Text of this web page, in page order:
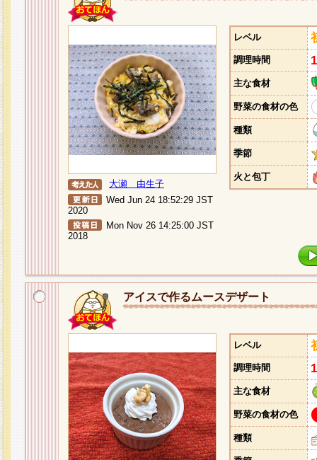
大瀬 由生子
Wed Jun 24 18:52:29 JST
2020
Mon Nov 26 14:25:00 JST
2018
レベル
調理時間
主な食材
野菜の食材の色
種類
季節
火と包丁
アイスで作るムースデザート
レベル
調理時間
主な食材
野菜の食材の色
種類